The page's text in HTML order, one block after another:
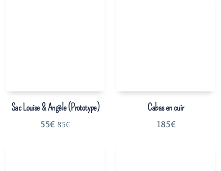
Sac Louise & Angèle (Prototype)
55€ 85€
Cabas en cuir
185€